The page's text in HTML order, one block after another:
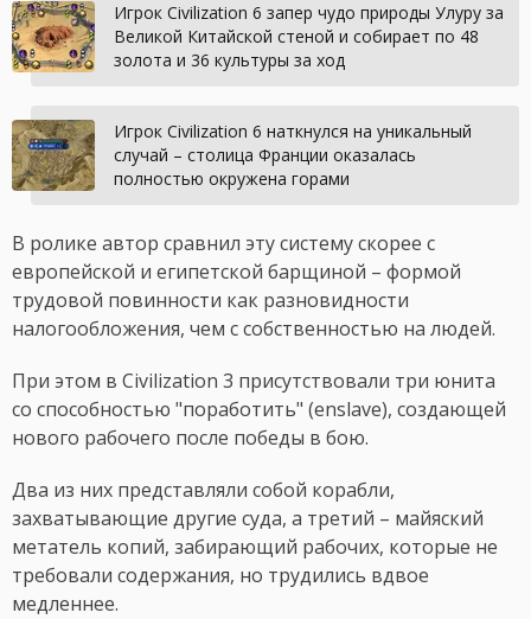
Игрок Civilization 6 запер чудо природы Улуру за
Великой Китайской стеной и собирает по 48
золота и 36 культуры за ход
Игрок Civilization 6 наткнулся на уникальный
случай – столица Франции оказалась
полностью окружена горами
В ролике автор сравнил эту систему скорее с
европейской и египетской барщиной – формой
трудовой повинности как разновидности
налогообложения, чем с собственностью на людей.
При этом в Civilization 3 присутствовали три юнита
со способностью "поработить" (enslave), создающей
нового рабочего после победы в бою.
Два из них представляли собой корабли,
захватывающие другие суда, а третий – майяский
метатель копий, забирающий рабочих, которые не
требовали содержания, но трудились вдвое
медленнее.